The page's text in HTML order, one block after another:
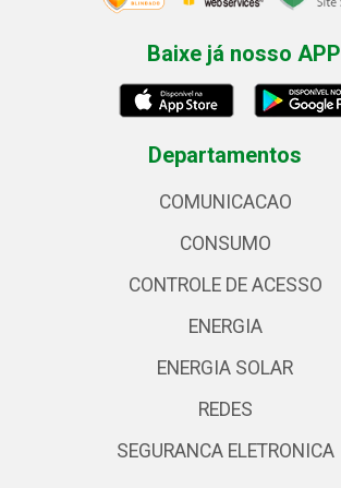
Baixe já nosso APP
Departamentos
COMUNICACAO
CONSUMO
CONTROLE DE ACESSO
ENERGIA
ENERGIA SOLAR
REDES
SEGURANCA ELETRONICA